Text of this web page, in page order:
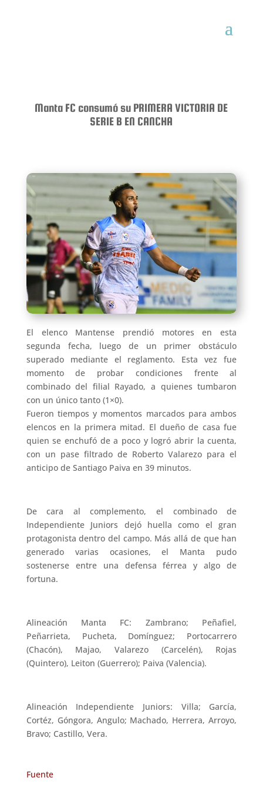
Manta FC consumó su PRIMERA VICTORIA DE
SERIE B EN CANCHA
El elenco Mantense prendió motores en esta
segunda fecha, luego de un primer obstáculo
superado mediante el reglamento. Esta vez fue
momento de probar condiciones frente al
combinado del filial Rayado, a quienes tumbaron
con un único tanto (1×0).
Fueron tiempos y momentos marcados para ambos
elencos en la primera mitad. El dueño de casa fue
quien se enchufó de a poco y logró abrir la cuenta,
con un pase filtrado de Roberto Valarezo para el
anticipo de Santiago Paiva en 39 minutos.
De cara al complemento, el combinado de
Independiente Juniors dejó huella como el gran
protagonista dentro del campo. Más allá de que han
generado varias ocasiones, el Manta pudo
sostenerse entre una defensa férrea y algo de
fortuna.
Alineación Manta FC: Zambrano; Peñafiel,
Peñarrieta, Pucheta, Domínguez; Portocarrero
(Chacón), Majao, Valarezo (Carcelén), Rojas
(Quintero), Leiton (Guerrero); Paiva (Valencia).
Alineación Independiente Juniors: Villa; García,
Cortéz, Góngora, Angulo; Machado, Herrera, Arroyo,
Bravo; Castillo, Vera.
Fuente